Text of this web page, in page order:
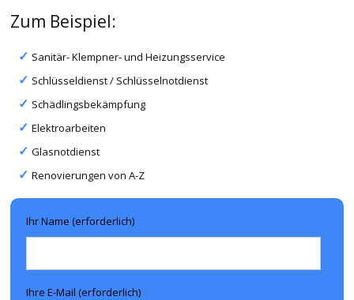
Zum Beispiel:
Sanitär- Klempner- und Heizungsservice
Schlüsseldienst / Schlüsselnotdienst
Schädlingsbekämpfung
Elektroarbeiten
Glasnotdienst
Renovierungen von A-Z
Ihr Name (erforderlich)
Ihre E-Mail (erforderlich)